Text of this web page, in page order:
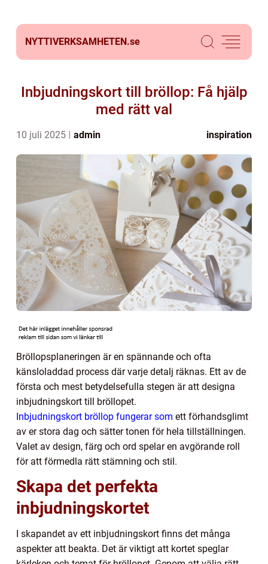
NYTTIVERKSAMHETEN.se
Inbjudningskort till bröllop: Få hjälp
med rätt val
10 juli 2025 admin inspiration
Bröllopsplaneringen är en spännande och ofta
känsloladdad process där varje detalj räknas. Ett av de
första och mest betydelsefulla stegen är att designa
inbjudningskort till bröllopet.
Inbjudningskort bröllop fungerar som ett förhandsglimt
av er stora dag och sätter tonen för hela tillställningen.
Valet av design, färg och ord spelar en avgörande roll
för att förmedla rätt stämning och stil.
Skapa det perfekta
inbjudningskortet
I skapandet av ett inbjudningskort finns det många
aspekter att beakta. Det är viktigt att kortet speglar